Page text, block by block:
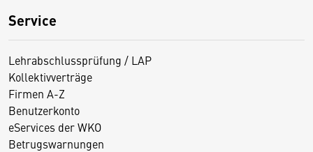
Service
Lehrabschlussprüfung / LAP
Kollektivverträge
Firmen A-Z
Benutzerkonto
eServices der WKO
Betrugswarnungen